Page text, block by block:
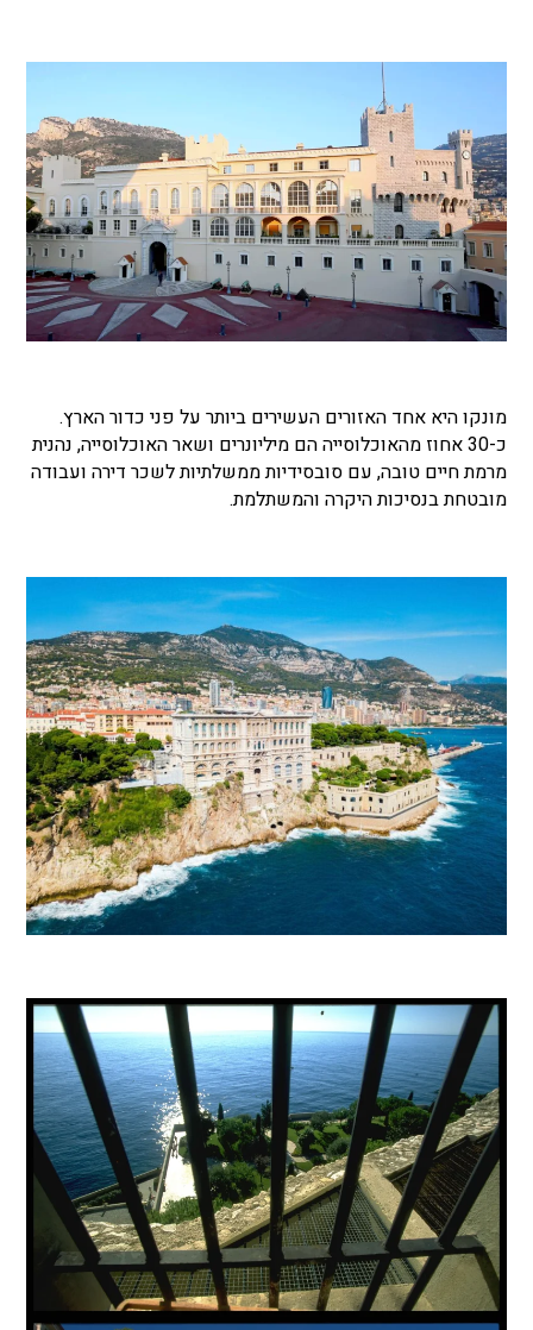
מונקו היא אחד האזורים העשירים ביותר על פני כדור הארץ.
כ-30 אחוז מהאוכלוסייה הם מיליונרים ושאר האוכלוסייה, נהנית
מרמת חיים טובה, עם סובסידיות ממשלתיות לשכר דירה ועבודה
מובטחת בנסיכות היקרה והמשתלמת.